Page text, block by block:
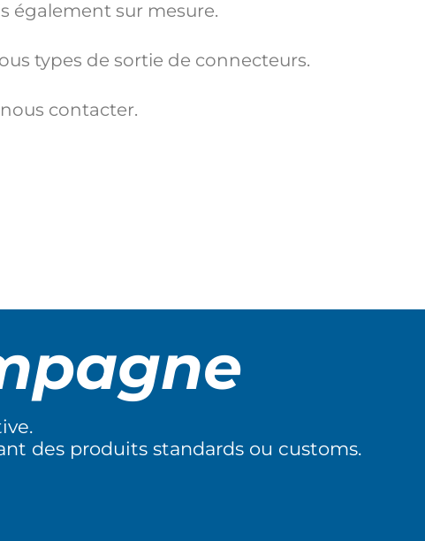
également sur mesure.
types de sortie de connecteurs.
contacter.
des produits standards ou customs.